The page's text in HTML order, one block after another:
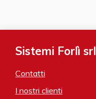
Sistemi Forlì srl
Contatti
I nostri clienti